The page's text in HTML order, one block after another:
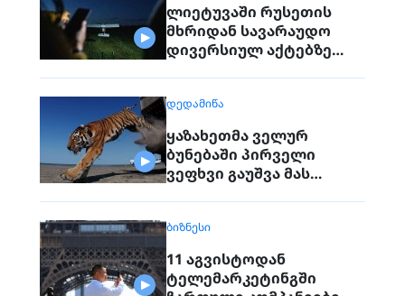
ლიეტუვაში რუსეთის
მხრიდან სავარაუდო
დივერსიულ აქტებზე
ᲓᲔᲓᲐᲛᲘᲬᲐ
ყაზახეთმა ველურ
ბუნებაში პირველი
ვეფხვი გაუშვა მას
გაქრა თურანული ვეფხვი
ᲑᲘᲖᲜᲔᲡᲘ
11 აგვისტოდან
ტელემარკეტინგში